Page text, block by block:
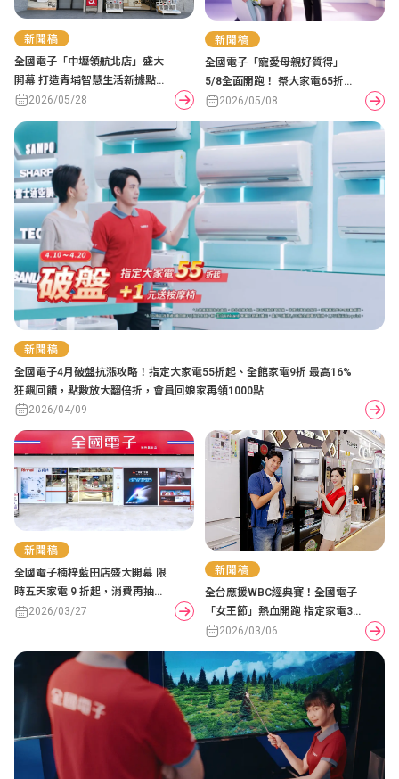
新聞稿
全國電子「中壢領航北店」盛大
開幕 打造青埔智慧生活新據點
開幕抽獎掀搶購熱潮
2026/05/28
新聞稿
全國電子「寵愛母親好質得」
5/8全面開跑！ 祭大家電65折
起、抽泰國機票，打造媽咪夢幻
生活
2026/05/08
新聞稿
全國電子4月破盤抗漲攻略！指定大家電55折起、全館家電9折 最高16%
狂飆回饋，點數放大翻倍折，會員回娘家再領1000點
2026/04/09
新聞稿
全國電子楠梓藍田店盛大開幕 限
時五天家電 9 折起，消費再抽東
京、沖繩機票
2026/03/27
新聞稿
全台應援WBC經典賽！全國電子
「女王節」熱血開跑 指定家電38
折起再祭萬元點數Team Taiwan
2026/03/06